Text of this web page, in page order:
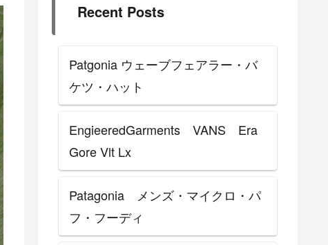
Recent Posts
Patgonia ウェーブフェアラー・バ
ケツ・ハット
EngieeredGarments VANS Era
Gore Vlt Lx
Patagonia メンズ・マイクロ・パ
フ・フーディ